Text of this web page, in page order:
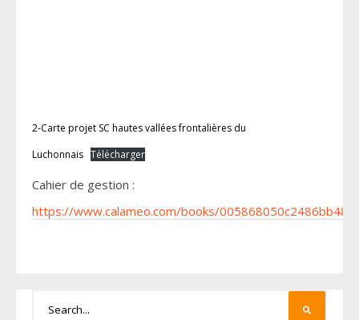
2-Carte projet SC hautes vallées frontalières du
Luchonnais Télécharger
Cahier de gestion :
https://www.calameo.com/books/